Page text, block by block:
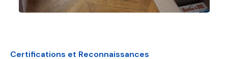
Certifications et Reconnaissances